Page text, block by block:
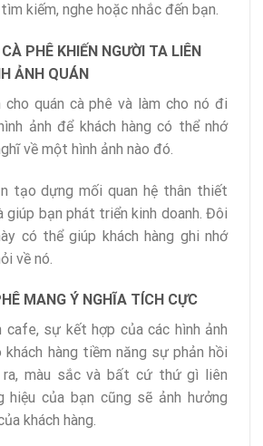
kiếm, nghe hoặc nhắc đến bạn.
PHÊ KHIẾN NGƯỜI TA LIÊN
ẢNH QUÁN
quán cà phê và làm cho nó đi
ảnh để khách hàng có thể nhớ
về một hình ảnh nào đó.
tạo dựng mối quan hệ thân thiết
giúp bạn phát triển kinh doanh. Đôi
có thể giúp khách hàng ghi nhớ
về nó.
MANG Ý NGHĨA TÍCH CỰC
cafe, sự kết hợp của các hình ảnh
khách hàng tiềm năng sự phản hồi
ra, màu sắc và bất cứ thứ gì liên
hiệu của bạn cũng sẽ ảnh hưởng
khách hàng.